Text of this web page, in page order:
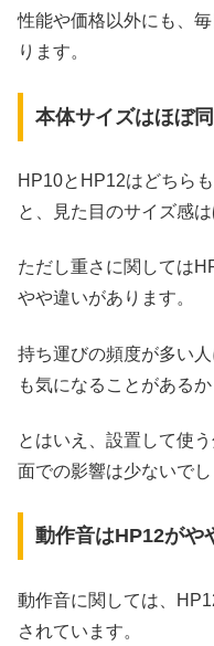
性能や価格以外にも、
ります。
本体サイズはほぼ
HP10とHP12はどちら
と、見た目のサイズ感は
ただし重さに関しては
やや違いがあります。
持ち運びの頻度が多い
も気になることがあるか
とはいえ、設置して使
面での影響は少ないでし
動作音はHP12がや
動作音に関しては、
されています。